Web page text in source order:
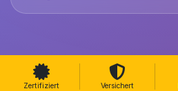
Zertifiziert Versichert